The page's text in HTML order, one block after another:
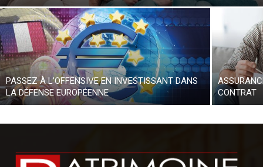
PASSEZ À L’OFFENSIVE EN INVESTISSANT DANS
LA DÉFENSE EUROPÉENNE
CONTRAT